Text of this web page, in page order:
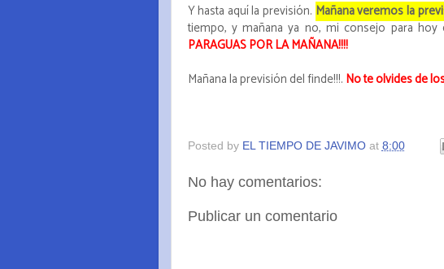
Y hasta aquí la previsión. Mañana veremos la
tiempo, y mañana ya no, mi consejo para hoy
PARAGUAS POR LA MAÑANA!!!!
Mañana la previsión del finde!!!. No te olvides de
Posted by EL TIEMPO DE JAVIMO at 8:00
No hay comentarios:
Publicar un comentario